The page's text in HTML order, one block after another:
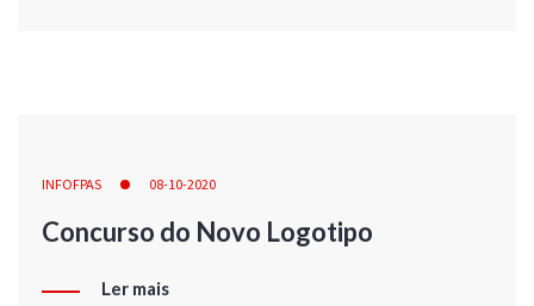
INFOFPAS 08-10-2020
Concurso do Novo Logotipo
Ler mais